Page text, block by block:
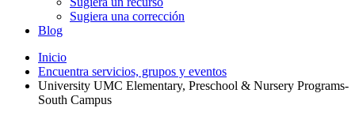
Sugiera una corrección
Blog
Inicio
Encuentra servicios, grupos y eventos
University UMC Elementary, Preschool & Nursery Programs-
South Campus